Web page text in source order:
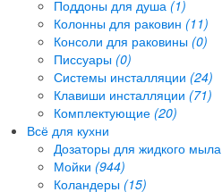
Поддоны для душа (1)
Колонны для раковин (11)
Консоли для раковины (0)
Писсуары (0)
Системы инсталляции (24)
Клавиши инсталляции (71)
Комплектующие (20)
Всё для кухни
Дозаторы для жидкого мыла
Мойки (944)
Коландеры (15)